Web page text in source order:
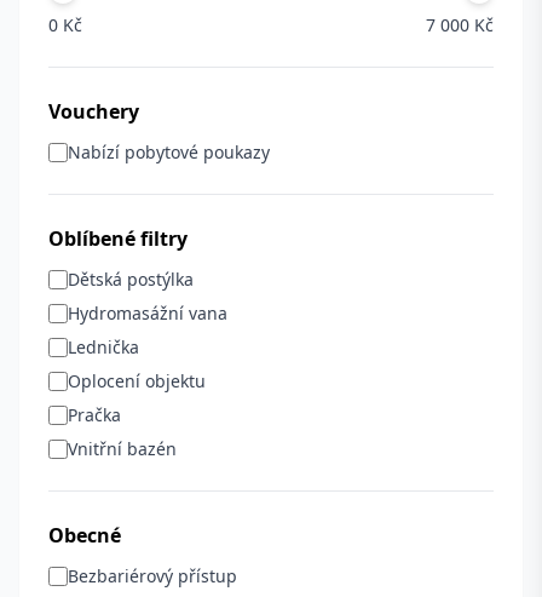
0 Kč 7 000 Kč
Vouchery
Nabízí pobytové poukazy
Oblíbené filtry
Dětská postýlka
Hydromasážní vana
Lednička
Oplocení objektu
Pračka
Vnitřní bazén
Obecné
Bezbariérový přístup